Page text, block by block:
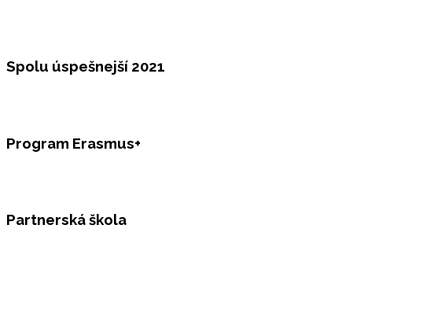
Spolu úspešnejší 2021
Program Erasmus+
Partnerská škola